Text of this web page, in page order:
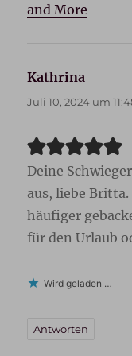
and More
Kathrina
Juli 10, 2024 um
Deine
aus, liebe
häufiger
für den Urlaub
Wird geladen …
Antworten